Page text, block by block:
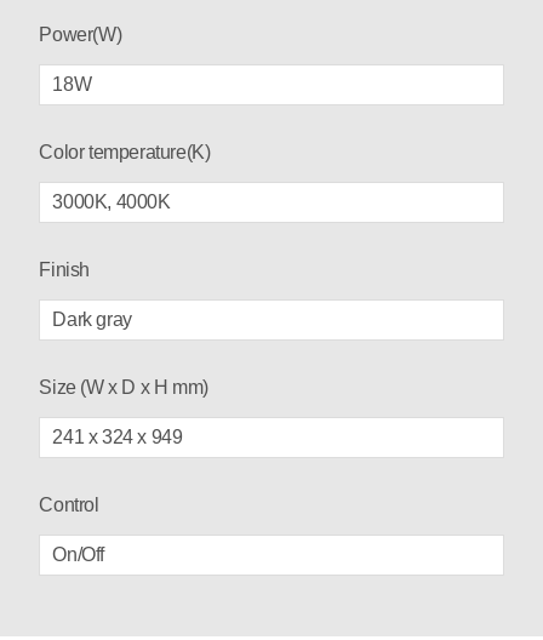
Power(W)
18W
Color temperature(K)
3000K, 4000K
Finish
Dark gray
Size (W x D x H mm)
241 x 324 x 949
Control
On/Off